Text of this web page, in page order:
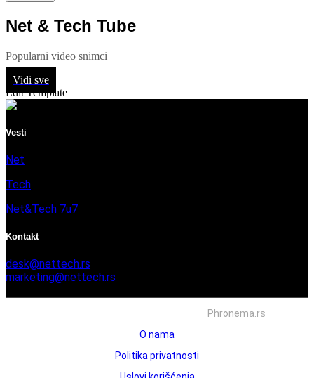
Net & Tech Tube
Popularni video snimci
Vidi sve
Edit Template
Vesti
Net
Tech
Net&Tech 7u7
Kontakt
desk@nettech.rs
marketing@nettech.rs
Phronema.rs
O nama
Politika privatnosti